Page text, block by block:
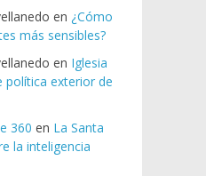
en ¿Cómo
más sensibles?
en Iglesia
política exterior de
360 en La Santa
la inteligencia